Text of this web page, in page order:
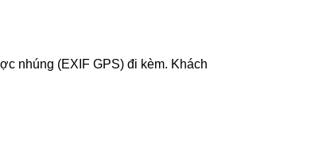
nhúng (EXIF GPS) đi kèm. Khách